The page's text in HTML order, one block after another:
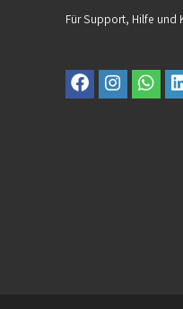
Für Support, Hilfe und